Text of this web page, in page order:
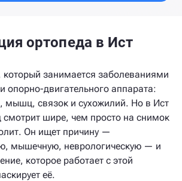
ортопеда в Ист
занимается заболеваниями
опорно-двигательного аппарата:
мышц, связок и сухожилий. Но в Ист
смотрит шире, чем просто на снимок
Он ищет причину —
мышечную, неврологическую — и
которое работает с этой
её.